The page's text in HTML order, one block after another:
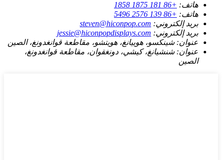
هاتف: +86 181 1875 1858
هاتف: +86 139 2576 5496
بريد إلكتروني: steven@hiconpop.com
بريد إلكتروني: jessie@hiconpopdisplays.com
عنوان: شينكسو، هوييانغ، هويتشو، مقاطعة قوانغدونغ، الصين
عنوان: شنشيانغ، كيشي، دونغقوان، مقاطعة قوانغدونغ،
الصين